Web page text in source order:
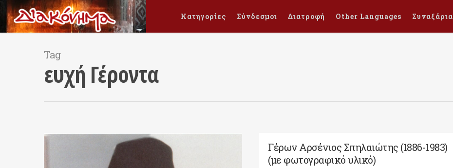
Κατηγορίες Σύνδεσμοι Διατροφή Other Languages Συναξάρια
Tag
ευχή Γέροντα
Γέρων Αρσένιος Σπηλαιώτης (1886-1983)
(με φωτογραφικό υλικό)